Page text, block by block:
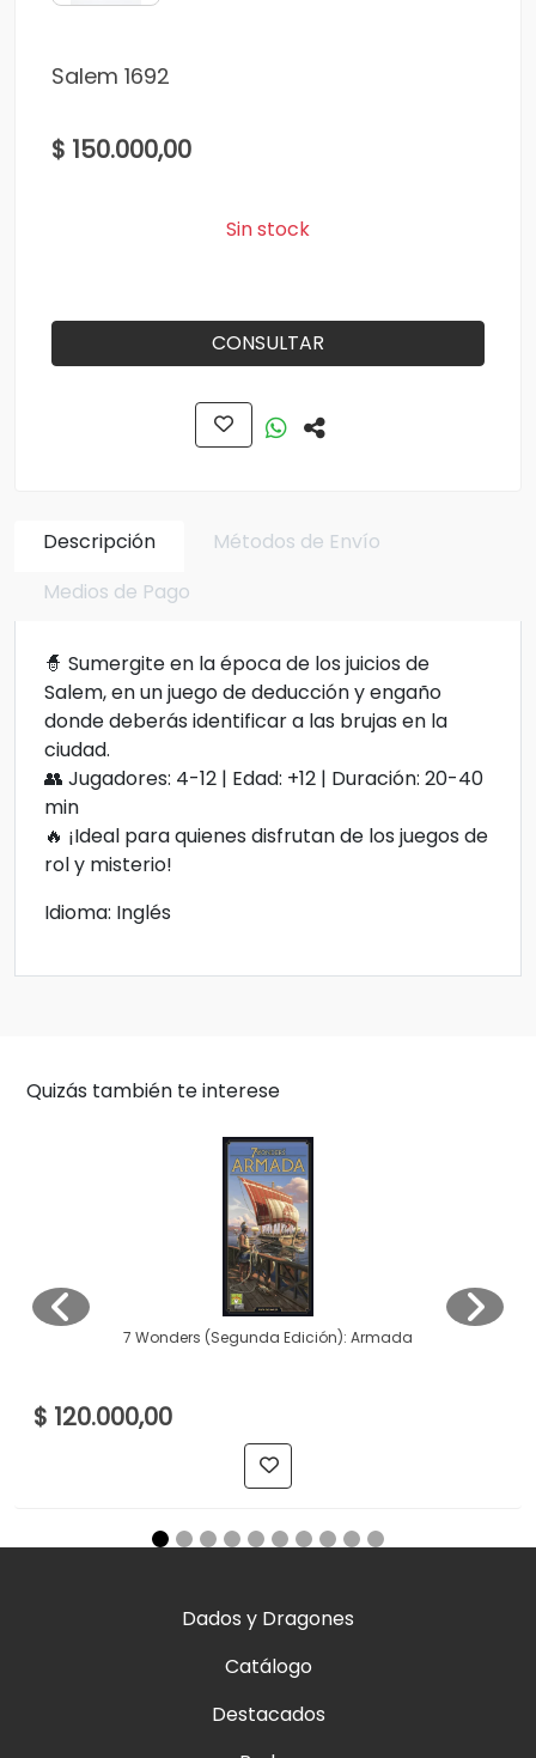
Salem 1692
$ 150.000,00
Sin stock
CONSULTAR
Descripción
Métodos de Envío
Medios de Pago
🧙 Sumergite en la época de los juicios de
Salem, en un juego de deducción y engaño
donde deberás identificar a las brujas en la
ciudad.
👥 Jugadores: 4-12 | Edad: +12 | Duración: 20-40
min
🔥 ¡Ideal para quienes disfrutan de los juegos de
rol y misterio!
Idioma: Inglés
Quizás también te interese
7 Wonders (Segunda Edición): Armada
$ 120.000,00
Dados y Dragones
Catálogo
Destacados